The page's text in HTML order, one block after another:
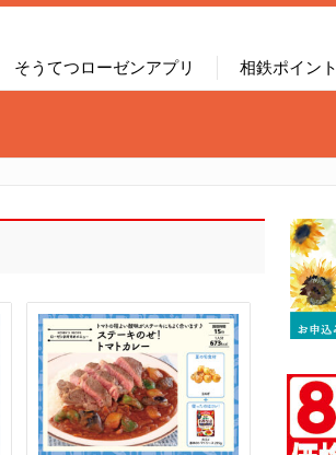
そうてつローゼンアプリ 相鉄ポイント